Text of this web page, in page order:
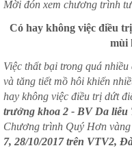
Mời đón xem chương trình
Có hay không việc điều
mùi
Việc thất bại trong quá
và tăng tiết mồ hôi khiến
hay không việc điều trị dứt
trưởng khoa 2 - BV Da liễu
Chương trình Quý Hơn vàng
7, 28/10/2017 trên VTV2,